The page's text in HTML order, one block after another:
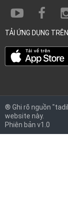
TẢI ỨNG DỤNG
® Ghi rõ nguồn
website này.
Phiên bản v1.0